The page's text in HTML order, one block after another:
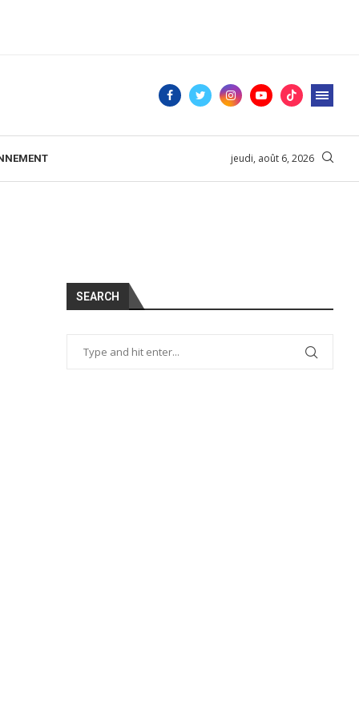
jeudi, août 6, 2026
SEARCH